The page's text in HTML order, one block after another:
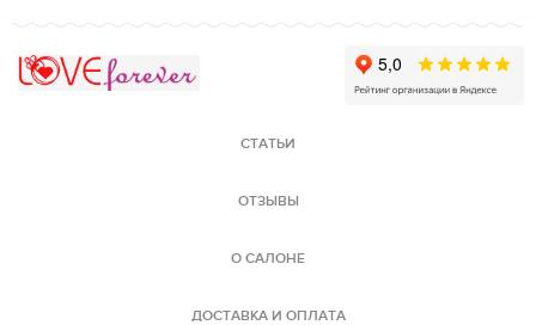
СТАТЬИ
ОТЗЫВЫ
О САЛОНЕ
ДОСТАВКА И ОПЛАТА